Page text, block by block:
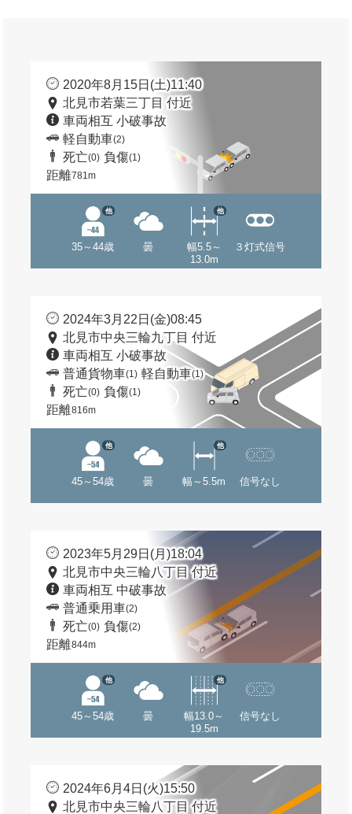
2020年8月15日(土)11:40
北見市若葉三丁目 付近
車両相互 小破事故
軽自動車(2)
死亡(0) 負傷(1)
距離781m
35～44歳
他
曇
幅5.5～
13.0m
他
３灯式信号
2024年3月22日(金)08:45
北見市中央三輪九丁目 付近
車両相互 小破事故
普通貨物車(1) 軽自動車(1)
死亡(0) 負傷(1)
距離816m
45～54歳
他
曇 幅～5.5m
他
信号なし
2023年5月29日(月)18:04
北見市中央三輪八丁目 付近
車両相互 中破事故
普通乗用車(2)
死亡(0) 負傷(2)
距離844m
45～54歳
他
曇
幅13.0～
19.5m
他
信号なし
2024年6月4日(火)15:50
北見市中央三輪八丁目 付近